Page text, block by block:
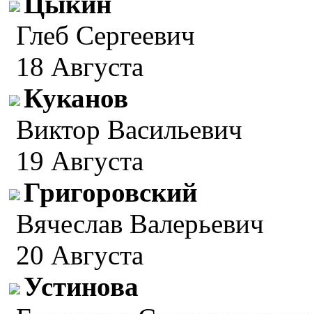
Глеб Сергеевич
18 Августа
Куканов
Виктор Васильевич
19 Августа
Григоровский
Вячеслав Валерьевич
20 Августа
Устинова